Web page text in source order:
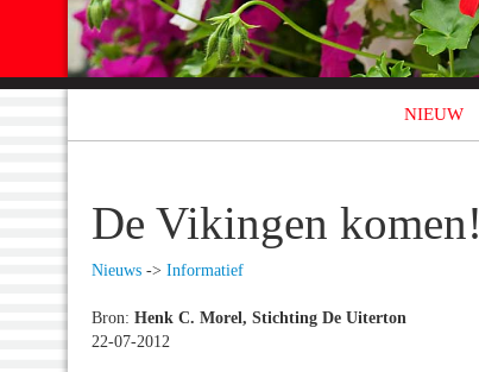
NIEUW
De Vikingen komen!
Nieuws -> Informatief
Bron: Henk C. Morel, Stichting De Uiterton
22-07-2012